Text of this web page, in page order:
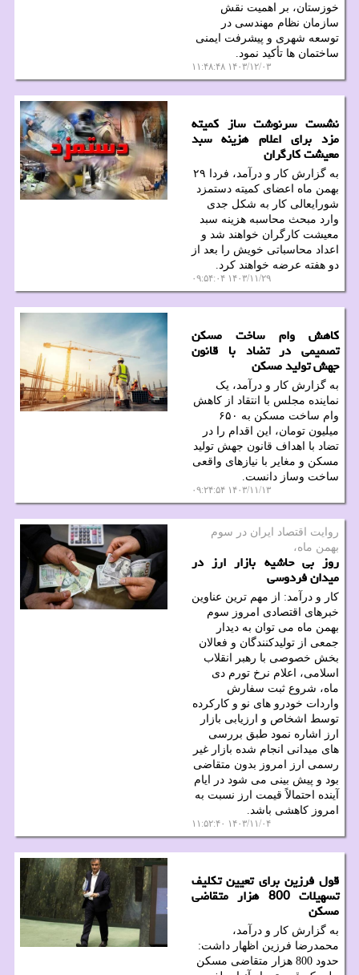
خوزستان، بر اهمیت نقش
سازمان نظام مهندسی در
توسعه شهری و پیشرفت ایمنی
ساختمان ها تأکید نمود.
۱۴۰۳/۱۲/۰۳ ۱۱:۴۸:۴۸
نشست سرنوشت ساز کمیته
مزد برای اعلام هزینه سبد
معیشت کارگران
به گزارش کار و درآمد، فردا ۲۹
بهمن ماه اعضای کمیته دستمزد
شورایعالی کار به شکل جدی
وارد مبحث محاسبه هزینه سبد
معیشت کارگران خواهند شد و
اعداد محاسباتی خویش را بعد از
دو هفته عرضه خواهند کرد.
۱۴۰۳/۱۱/۲۹ ۰۹:۵۴:۰۴
کاهش وام ساخت مسکن
تصمیمی در تضاد با قانون
جهش تولید مسکن
به گزارش کار و درآمد، یک
نماینده مجلس با انتقاد از کاهش
وام ساخت مسکن به ۶۵۰
میلیون تومان، این اقدام را در
تضاد با اهداف قانون جهش تولید
مسکن و مغایر با نیازهای واقعی
ساخت وساز دانست.
۱۴۰۳/۱۱/۱۳ ۰۹:۲۴:۵۴
روایت اقتصاد ایران در سوم
بهمن ماه،
روز بی حاشیه بازار ارز در
میدان فردوسی
کار و درآمد: از مهم ترین عناوین
خبرهای اقتصادی امروز سوم
بهمن ماه می توان به دیدار
جمعی از تولیدکنندگان و فعالان
بخش خصوصی با رهبر انقلاب
اسلامی، اعلام نرخ تورم دی
ماه، شروع ثبت سفارش
واردات خودرو های نو و کارکرده
توسط اشخاص و ارزیابی بازار
ارز اشاره نمود طبق بررسی
های میدانی انجام شده بازار غیر
رسمی ارز امروز بدون متقاضی
بود و پیش بینی می شود در ایام
آینده احتمالاً قیمت ارز نسبت به
امروز کاهشی باشد.
۱۴۰۳/۱۱/۰۴ ۱۱:۵۲:۴۰
قول فرزین برای تعیین تکلیف
تسهیلات 800 هزار متقاضی
مسکن
به گزارش کار و درآمد،
محمدرضا فرزین اظهار داشت:
حدود 800 هزار متقاضی مسکن